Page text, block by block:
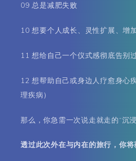
09 总是减肥失败
10 想要个人成长、灵性扩展、增
11 想给自己一个仪式感彻底告别
12 想帮助自己或身边人疗愈身心
理疾病）
那么，你急需一次说走就走的“沉
透过此次外在与内在的旅行，你